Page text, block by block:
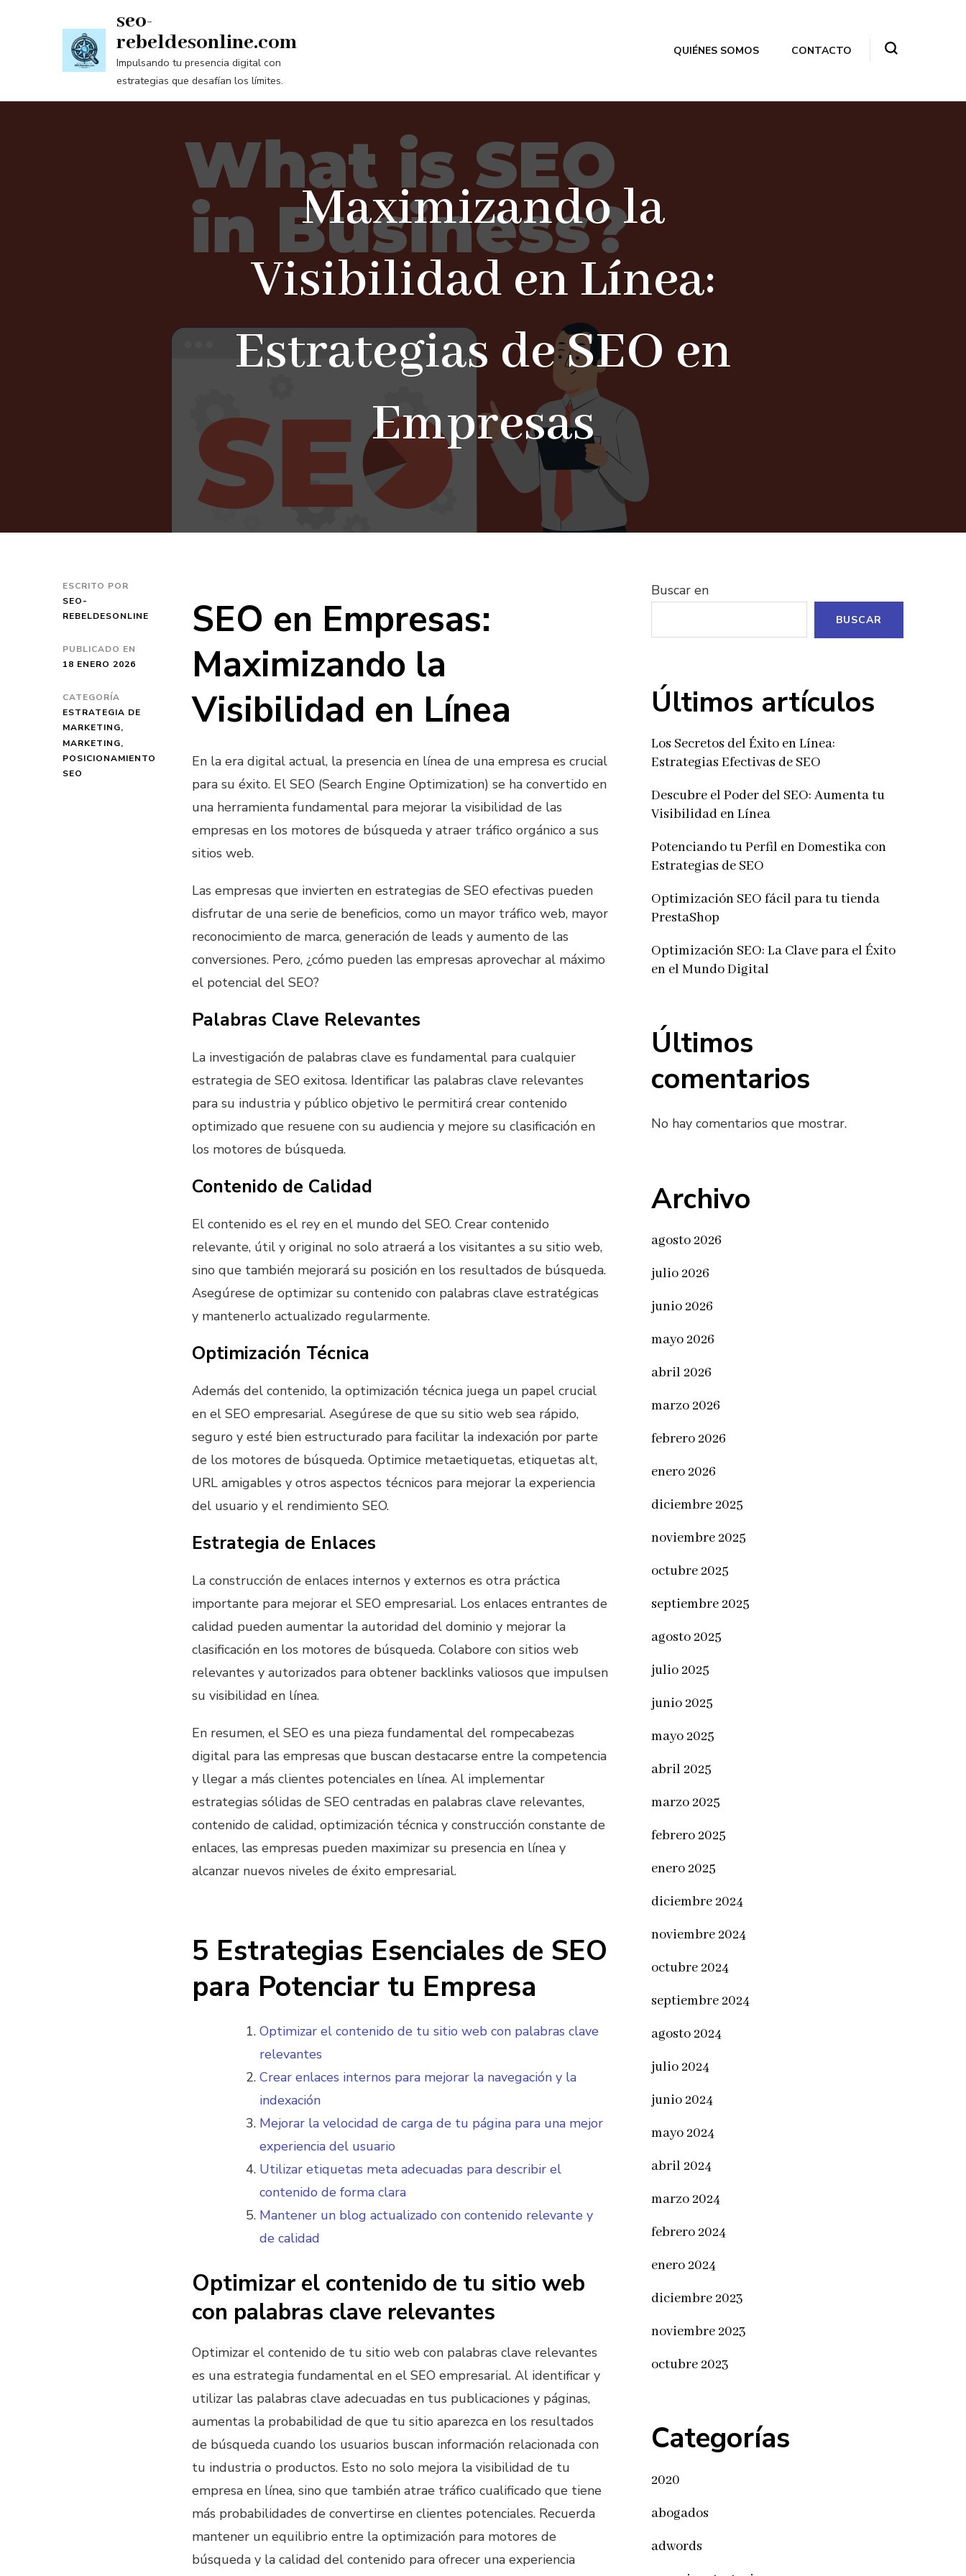
la
seo-
rebeldesonline.com
Impulsando tu presencia digital con
estrategias que desafían los límites.
QUIÉNES SOMOS CONTACTO
Maximizando la
Visibilidad en Línea:
Estrategias de SEO en
Empresas
ESCRITO POR
SEO-
REBELDESONLINE
PUBLICADO EN
18 ENERO 2026
CATEGORÍA
ESTRATEGIA DE
MARKETING
MARKETING
POSICIONAMIENTO
SEO
SEO en Empresas:
Maximizando la
Visibilidad en Línea
En la era digital actual, la presencia en línea de una empresa es crucial
para su éxito. El SEO (Search Engine Optimization) se ha convertido en
una herramienta fundamental para mejorar la visibilidad de las
empresas en los motores de búsqueda y atraer tráfico orgánico a sus
sitios web.
Las empresas que invierten en estrategias de SEO efectivas pueden
disfrutar de una serie de beneficios, como un mayor tráfico web, mayor
reconocimiento de marca, generación de leads y aumento de las
conversiones. Pero, ¿cómo pueden las empresas aprovechar al máximo
el potencial del SEO?
Palabras Clave Relevantes
La investigación de palabras clave es fundamental para cualquier
estrategia de SEO exitosa. Identificar las palabras clave relevantes
para su industria y público objetivo le permitirá crear contenido
optimizado que resuene con su audiencia y mejore su clasificación en
los motores de búsqueda.
Contenido de Calidad
El contenido es el rey en el mundo del SEO. Crear contenido
relevante, útil y original no solo atraerá a los visitantes a su sitio web,
sino que también mejorará su posición en los resultados de búsqueda.
Asegúrese de optimizar su contenido con palabras clave estratégicas
y mantenerlo actualizado regularmente.
Optimización Técnica
Además del contenido, la optimización técnica juega un papel crucial
en el SEO empresarial. Asegúrese de que su sitio web sea rápido,
seguro y esté bien estructurado para facilitar la indexación por parte
de los motores de búsqueda. Optimice metaetiquetas, etiquetas alt,
URL amigables y otros aspectos técnicos para mejorar la experiencia
del usuario y el rendimiento SEO.
Estrategia de Enlaces
La construcción de enlaces internos y externos es otra práctica
importante para mejorar el SEO empresarial. Los enlaces entrantes de
calidad pueden aumentar la autoridad del dominio y mejorar la
clasificación en los motores de búsqueda. Colabore con sitios web
relevantes y autorizados para obtener backlinks valiosos que impulsen
su visibilidad en línea.
En resumen, el SEO es una pieza fundamental del rompecabezas
digital para las empresas que buscan destacarse entre la competencia
y llegar a más clientes potenciales en línea. Al implementar
estrategias sólidas de SEO centradas en palabras clave relevantes,
contenido de calidad, optimización técnica y construcción constante de
enlaces, las empresas pueden maximizar su presencia en línea y
alcanzar nuevos niveles de éxito empresarial.
5 Estrategias Esenciales de SEO
para Potenciar tu Empresa
Optimizar el contenido de tu sitio web con palabras clave
relevantes
Crear enlaces internos para mejorar la navegación y la
indexación
Mejorar la velocidad de carga de tu página para una mejor
experiencia del usuario
Utilizar etiquetas meta adecuadas para describir el
contenido de forma clara
Mantener un blog actualizado con contenido relevante y
de calidad
Optimizar el contenido de tu sitio web
con palabras clave relevantes
Optimizar el contenido de tu sitio web con palabras clave relevantes
es una estrategia fundamental en el SEO empresarial. Al identificar y
utilizar las palabras clave adecuadas en tus publicaciones y páginas,
aumentas la probabilidad de que tu sitio aparezca en los resultados
de búsqueda cuando los usuarios buscan información relacionada con
tu industria o productos. Esto no solo mejora la visibilidad de tu
empresa en línea, sino que también atrae tráfico cualificado que tiene
más probabilidades de convertirse en clientes potenciales. Recuerda
mantener un equilibrio entre la optimización para motores de
búsqueda y la calidad del contenido para ofrecer una experiencia
Buscar en
BUSCAR
Últimos artículos
Los Secretos del Éxito en Línea:
Estrategias Efectivas de SEO
Descubre el Poder del SEO: Aumenta tu
Visibilidad en Línea
Potenciando tu Perfil en Domestika con
Estrategias de SEO
Optimización SEO fácil para tu tienda
PrestaShop
Optimización SEO: La Clave para el Éxito
en el Mundo Digital
Últimos
comentarios
No hay comentarios que mostrar.
Archivo
agosto 2026
julio 2026
junio 2026
mayo 2026
abril 2026
marzo 2026
febrero 2026
enero 2026
diciembre 2025
noviembre 2025
octubre 2025
septiembre 2025
agosto 2025
julio 2025
junio 2025
mayo 2025
abril 2025
marzo 2025
febrero 2025
enero 2025
diciembre 2024
noviembre 2024
octubre 2024
septiembre 2024
agosto 2024
julio 2024
junio 2024
mayo 2024
abril 2024
marzo 2024
febrero 2024
enero 2024
diciembre 2023
noviembre 2023
octubre 2023
Categorías
2020
abogados
adwords